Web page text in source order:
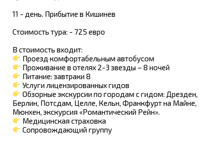
11 - день. Прибытие в Кишинев
Стоимость тура: - 725 евро
В стоимость входит:
Проезд комфортабельным автобусом
Проживание в отелях 2-3 звезды – 8 ночей
Питание: завтраки 8
Услуги лицензированных гидов
Обзорные экскурсии по городам с гидом: Дрезден,
Берлин, Потсдам, Целле, Кельн, Франкфурт на Майне,
Мюнхен, экскурсия «Романтический Рейн».
Медицинская страховка
Сопровождающий группу